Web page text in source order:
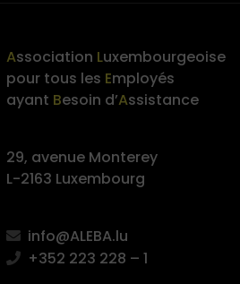
Association Luxembourgeoise
pour tous les Employés
ayant Besoin d’Assistance
29, avenue Monterey
L-2163 Luxembourg
info@ALEBA.lu
+352 223 228 – 1